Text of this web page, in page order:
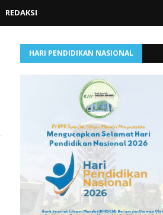
REDAKSI
HARI PENDIDIKAN NASIONAL